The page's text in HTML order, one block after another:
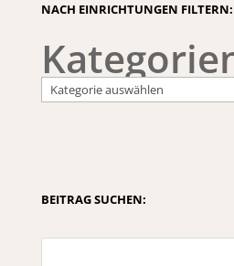
NACH EINRICHTUNGEN FILTERN:
BEITRAG SUCHEN: